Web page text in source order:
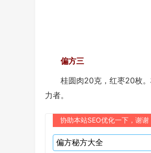
偏方三
桂圆肉20克，红枣20枚。
力者。
协助本站SEO优化一下，谢谢